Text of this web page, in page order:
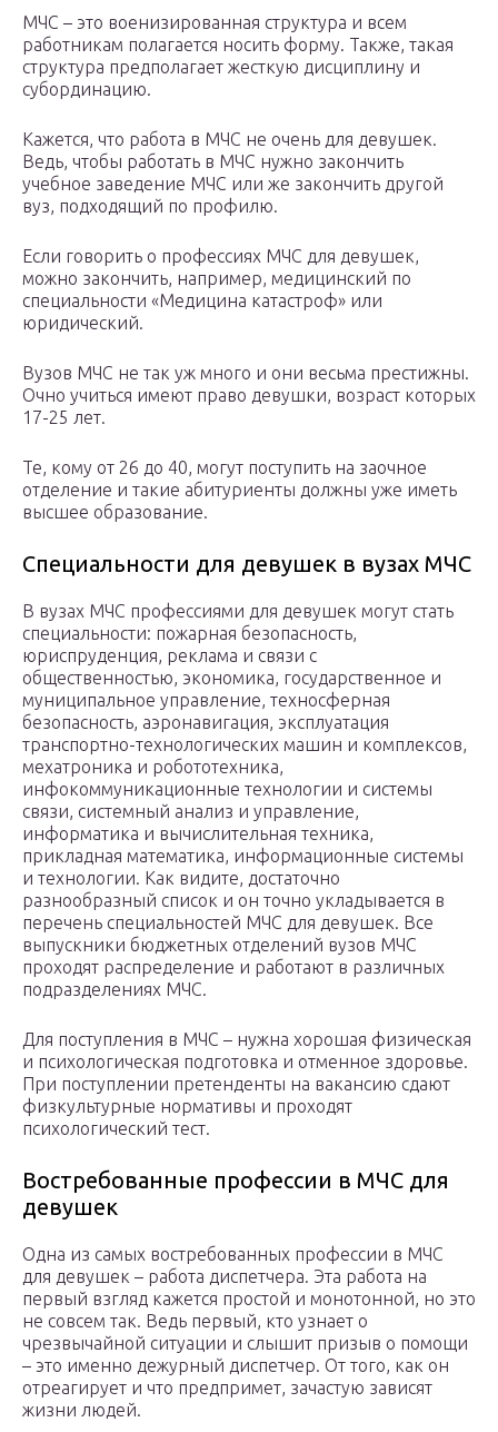
МЧС – это военизированная структура и всем
работникам полагается носить форму. Также, такая
структура предполагает жесткую дисциплину и
субординацию.
Кажется, что работа в МЧС не очень для девушек.
Ведь, чтобы работать в МЧС нужно закончить
учебное заведение МЧС или же закончить другой
вуз, подходящий по профилю.
Если говорить о профессиях МЧС для девушек,
можно закончить, например, медицинский по
специальности «Медицина катастроф» или
юридический.
Вузов МЧС не так уж много и они весьма престижны.
Очно учиться имеют право девушки, возраст которых
17-25 лет.
Те, кому от 26 до 40, могут поступить на заочное
отделение и такие абитуриенты должны уже иметь
высшее образование.
Специальности для девушек в вузах МЧС
В вузах МЧС профессиями для девушек могут стать
специальности: пожарная безопасность,
юриспруденция, реклама и связи с
общественностью, экономика, государственное и
муниципальное управление, техносферная
безопасность, аэронавигация, эксплуатация
транспортно-технологических машин и комплексов,
мехатроника и робототехника,
инфокоммуникационные технологии и системы
связи, системный анализ и управление,
информатика и вычислительная техника,
прикладная математика, информационные системы
и технологии. Как видите, достаточно
разнообразный список и он точно укладывается в
перечень специальностей МЧС для девушек. Все
выпускники бюджетных отделений вузов МЧС
проходят распределение и работают в различных
подразделениях МЧС.
Для поступления в МЧС – нужна хорошая физическая
и психологическая подготовка и отменное здоровье.
При поступлении претенденты на вакансию сдают
физкультурные нормативы и проходят
психологический тест.
Востребованные профессии в МЧС для
девушек
Одна из самых востребованных профессии в МЧС
для девушек – работа диспетчера. Эта работа на
первый взгляд кажется простой и монотонной, но это
не совсем так. Ведь первый, кто узнает о
чрезвычайной ситуации и слышит призыв о помощи
– это именно дежурный диспетчер. От того, как он
отреагирует и что предпримет, зачастую зависят
жизни людей.